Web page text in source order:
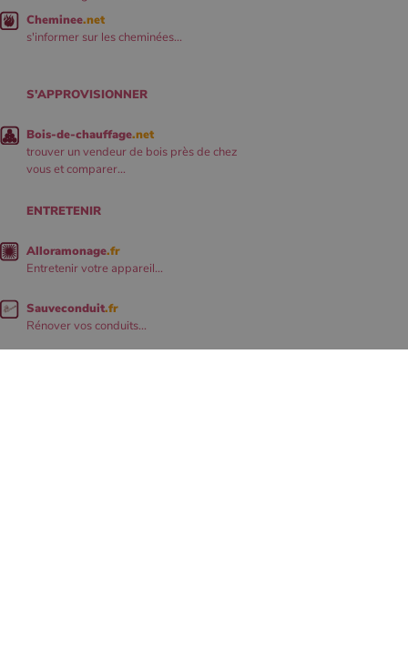
Cheminee.net
s'informer sur les cheminées...
S'APPROVISIONNER
Bois-de-chauffage.net
trouver un vendeur de bois près de chez
vous et comparer...
ENTRETENIR
Alloramonage.fr
Entretenir votre appareil...
Sauveconduit.fr
Rénover vos conduits...